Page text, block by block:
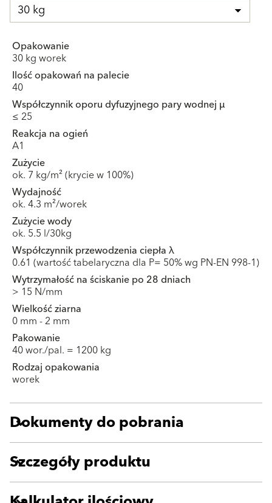
30 kg
Opakowanie
30 kg worek
Ilość opakowań na palecie
40
Współczynnik oporu dyfuzyjnego pary wodnej μ
≤ 25
Reakcja na ogień
A1
Zużycie
ok. 7 kg/m² (krycie w 100%)
Wydajność
ok. 4.3 m²/worek
Zużycie wody
ok. 5.5 l/30kg
Współczynnik przewodzenia ciepła λ
0.61 (wartość tabelaryczna dla P= 50% wg PN-EN 998-1)
Wytrzymałość na ściskanie po 28 dniach
> 15 N/mm
Wielkość ziarna
0 mm - 2 mm
Pakowanie
40 wor./pal. = 1200 kg
Rodzaj opakowania
worek
Dokumenty do pobrania
Szczegóły produktu